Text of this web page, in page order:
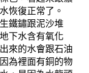
恢復正常了。
鐵鏽跟泥沙堆
下水含有氧化
來的水會跟石油
為裡面有銅的物